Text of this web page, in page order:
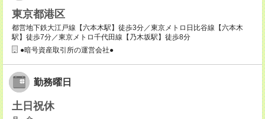
東京都港区
都営地下鉄大江戸線【六本木駅】徒歩3分／東京メトロ日比谷線【六本木
駅】徒歩7分／東京メトロ千代田線【乃木坂駅】徒歩8分
●暗号資産取引所の運営会社●
勤務曜日
土日祝休